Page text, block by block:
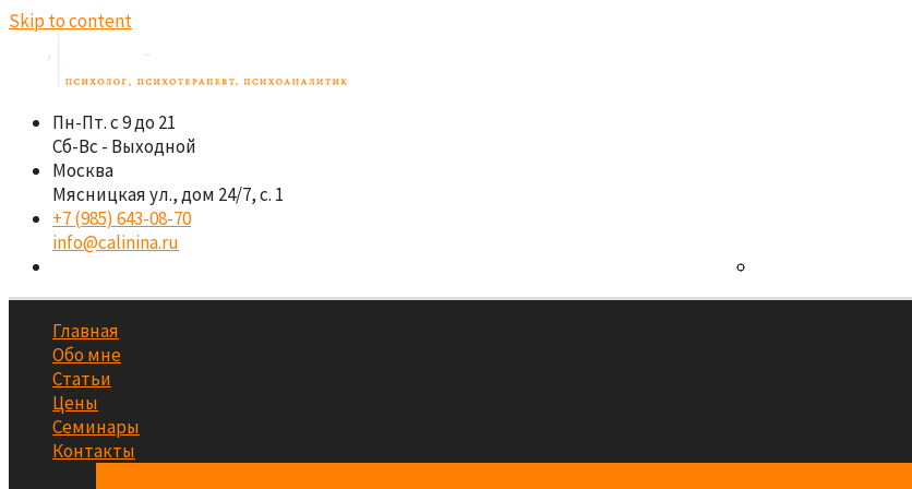
Skip to content
Пн-Пт. с 9 до 21
Сб-Вс - Выходной
Москва
Мясницкая ул., дом 24/7, с. 1
+7 (985) 643-08-70
info@calinina.ru
Главная
Обо мне
Статьи
Цены
Семинары
Контакты